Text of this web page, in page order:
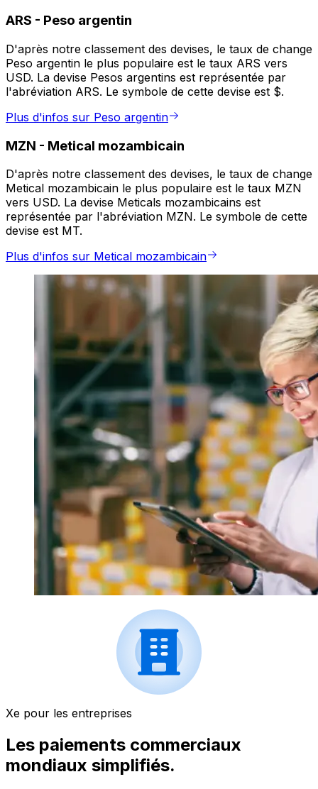
ARS - Peso argentin
D'après notre classement des devises, le taux de change
Peso argentin le plus populaire est le taux ARS vers
USD. La devise Pesos argentins est représentée par
l'abréviation ARS. Le symbole de cette devise est $.
Plus d'infos sur Peso argentin
MZN - Metical mozambicain
D'après notre classement des devises, le taux de change
Metical mozambicain le plus populaire est le taux MZN
vers USD. La devise Meticals mozambicains est
représentée par l'abréviation MZN. Le symbole de cette
devise est MT.
Plus d'infos sur Metical mozambicain
Xe pour les entreprises
Les paiements commerciaux
mondiaux simplifiés.